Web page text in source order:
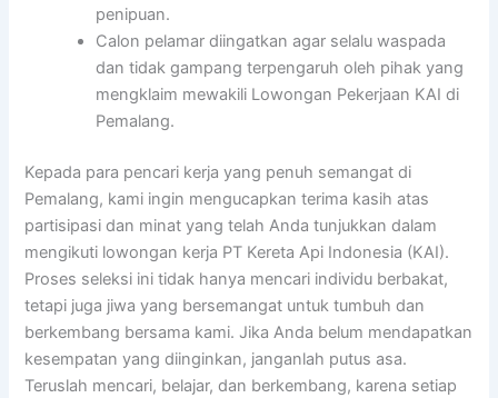
penipuan.
Calon pelamar diingatkan agar selalu waspada
dan tidak gampang terpengaruh oleh pihak yang
mengklaim mewakili Lowongan Pekerjaan KAI di
Pemalang.
Kepada para pencari kerja yang penuh semangat di
Pemalang, kami ingin mengucapkan terima kasih atas
partisipasi dan minat yang telah Anda tunjukkan dalam
mengikuti lowongan kerja PT Kereta Api Indonesia (KAI).
Proses seleksi ini tidak hanya mencari individu berbakat,
tetapi juga jiwa yang bersemangat untuk tumbuh dan
berkembang bersama kami. Jika Anda belum mendapatkan
kesempatan yang diinginkan, janganlah putus asa.
Teruslah mencari, belajar, dan berkembang, karena setiap